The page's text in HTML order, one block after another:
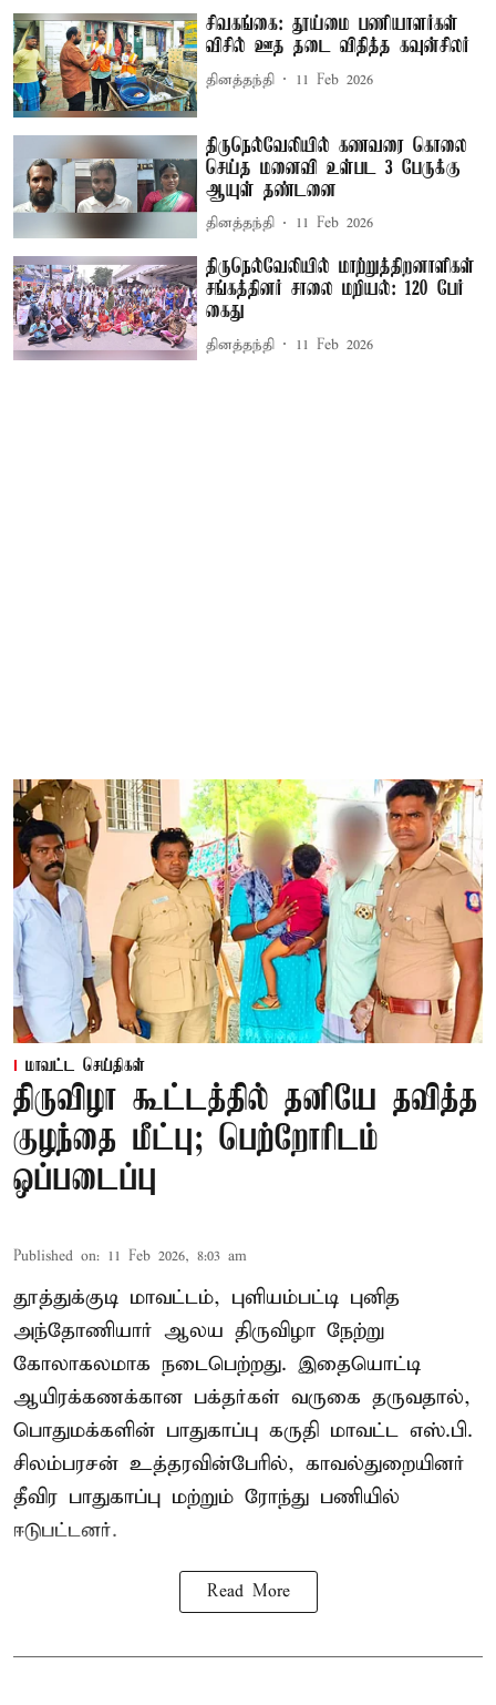
சிவகங்கை: தூய்மை பணியாளர்கள்
விசில் ஊத தடை விதித்த கவுன்சிலர்
தினத்தந்தி 11 Feb 2026
திருநெல்வேலியில் கணவரை கொலை
செய்த மனைவி உள்பட 3 பேருக்கு
ஆயுள் தண்டனை
தினத்தந்தி 11 Feb 2026
திருநெல்வேலியில் மாற்றுத்திறனாளிகள்
சங்கத்தினர் சாலை மறியல்: 120 பேர்
கைது
தினத்தந்தி 11 Feb 2026
மாவட்ட செய்திகள்
திருவிழா கூட்டத்தில் தனியே தவித்த
குழந்தை மீட்பு; பெற்றோரிடம்
ஒப்படைப்பு
Published on: 11 Feb 2026, 8:03 am
தூத்துக்குடி மாவட்டம், புளியம்பட்டி புனித
அந்தோணியார் ஆலய திருவிழா நேற்று
கோலாகலமாக நடைபெற்றது. இதையொட்டி
ஆயிரக்கணக்கான பக்தர்கள் வருகை தருவதால்,
பொதுமக்களின் பாதுகாப்பு கருதி மாவட்ட எஸ்.பி.
சிலம்பரசன் உத்தரவின்பேரில், காவல்துறையினர்
தீவிர பாதுகாப்பு மற்றும் ரோந்து பணியில்
ஈடுபட்டனர்.
Read More